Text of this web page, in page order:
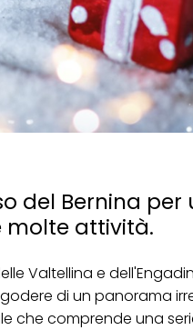
del Bernina per
molte attività.
Valtellina e
di un panorama
che comprende una